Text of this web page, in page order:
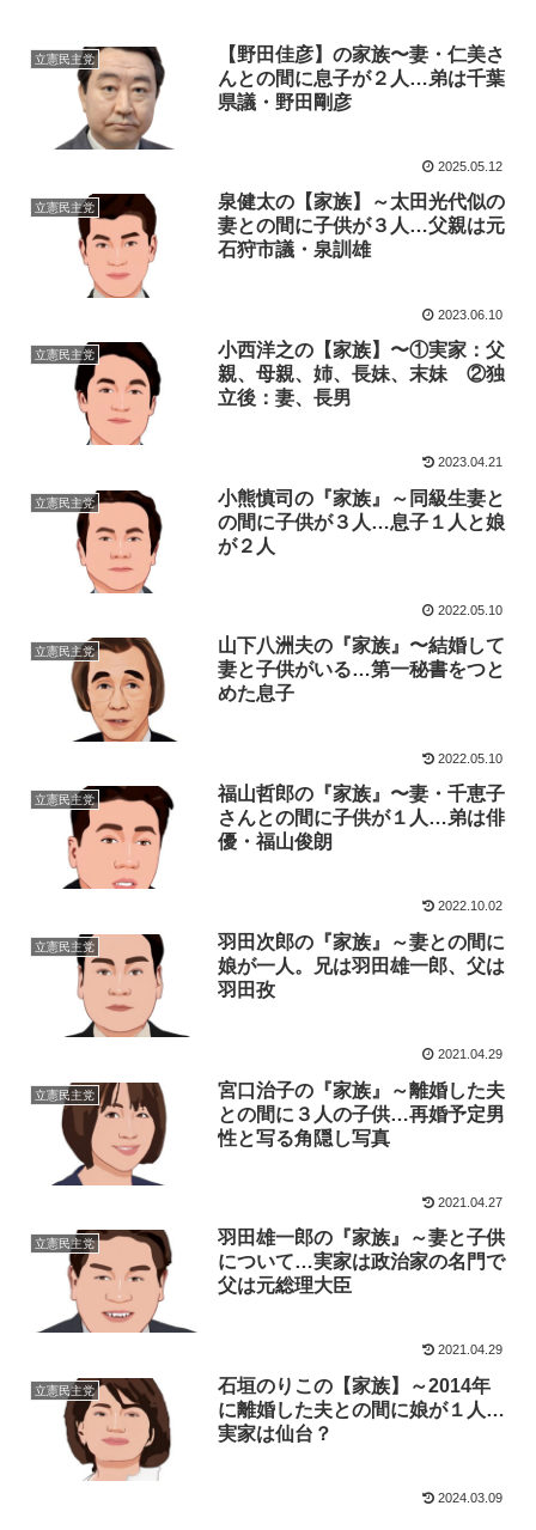
立憲民主党
【野田佳彦】の家族〜妻・仁美さ
んとの間に息子が２人…弟は千葉
県議・野田剛彦
2025.05.12
立憲民主党
泉健太の【家族】～太田光代似の
妻との間に子供が３人…父親は元
石狩市議・泉訓雄
2023.06.10
立憲民主党
小西洋之の【家族】〜①実家：父
親、母親、姉、長妹、末妹 ②独
立後：妻、長男
2023.04.21
立憲民主党
小熊慎司の『家族』～同級生妻と
の間に子供が３人…息子１人と娘
が２人
2022.05.10
立憲民主党
山下八洲夫の『家族』〜結婚して
妻と子供がいる…第一秘書をつと
めた息子
2022.05.10
立憲民主党
福山哲郎の『家族』〜妻・千恵子
さんとの間に子供が１人…弟は俳
優・福山俊朗
2022.10.02
立憲民主党
羽田次郎の『家族』～妻との間に
娘が一人。兄は羽田雄一郎、父は
羽田孜
2021.04.29
立憲民主党
宮口治子の『家族』～離婚した夫
との間に３人の子供…再婚予定男
性と写る角隠し写真
2021.04.27
立憲民主党
羽田雄一郎の『家族』～妻と子供
について…実家は政治家の名門で
父は元総理大臣
2021.04.29
立憲民主党
石垣のりこの【家族】～2014年
に離婚した夫との間に娘が１人…
実家は仙台？
2024.03.09